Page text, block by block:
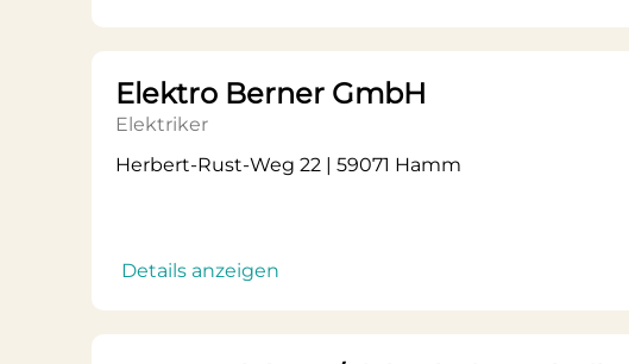
Elektro Berner GmbH
Elektriker
Herbert-Rust-Weg 22 | 59071 Hamm
Details anzeigen